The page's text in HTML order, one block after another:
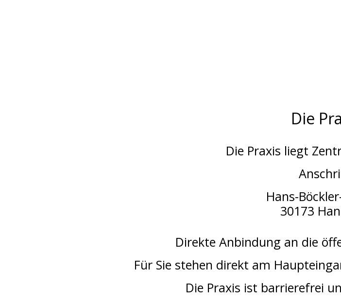
Die
Die Praxis liegt
Hans-
30173
Direkte Anbindung an die
Für Sie stehen direkt am
Die Praxis ist barrierefrei